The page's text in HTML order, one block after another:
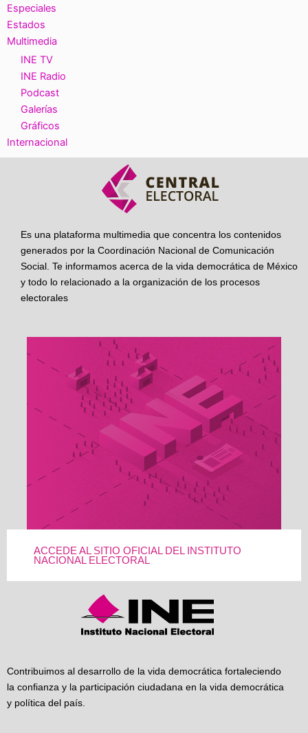
Especiales
Estados
Multimedia
INE TV
INE Radio
Podcast
Galerías
Gráficos
Internacional
Es una plataforma multimedia que concentra los contenidos
generados por la Coordinación Nacional de Comunicación
Social. Te informamos acerca de la vida democrática de México
y todo lo relacionado a la organización de los procesos
electorales
ACCEDE AL SITIO OFICIAL DEL INSTITUTO
NACIONAL ELECTORAL
Contribuimos al desarrollo de la vida democrática fortaleciendo
la confianza y la participación ciudadana en la vida democrática
y política del país.